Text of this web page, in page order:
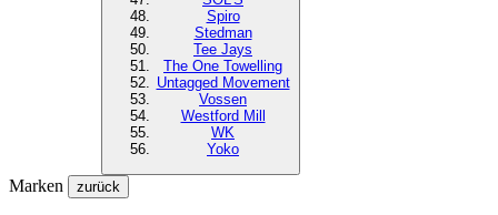
Spiro
Stedman
Tee Jays
The One Towelling
Untagged Movement
Vossen
Westford Mill
WK
Yoko
Marken zurück